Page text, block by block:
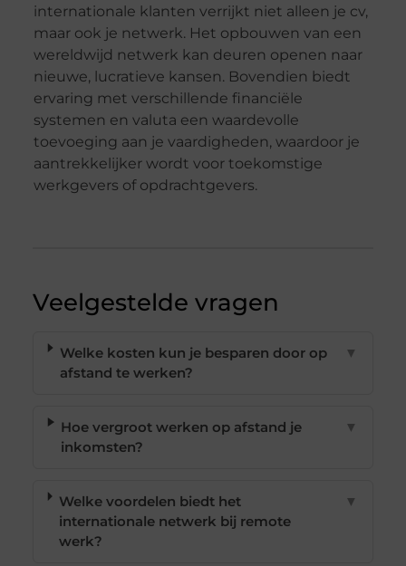
internationale klanten verrijkt niet alleen je cv,
maar ook je netwerk. Het opbouwen van een
wereldwijd netwerk kan deuren openen naar
nieuwe, lucratieve kansen. Bovendien biedt
ervaring met verschillende financiële
systemen en valuta een waardevolle
toevoeging aan je vaardigheden, waardoor je
aantrekkelijker wordt voor toekomstige
werkgevers of opdrachtgevers.
Veelgestelde vragen
Welke kosten kun je besparen door op
afstand te werken?
▼
Hoe vergroot werken op afstand je
inkomsten?
▼
Welke voordelen biedt het
internationale netwerk bij remote
werk?
▼